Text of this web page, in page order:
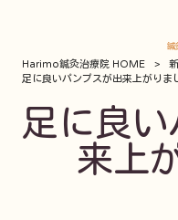
Harimo鍼灸治療院 HOME >
足に良いパンプスが出来上がりま
足に良
来上